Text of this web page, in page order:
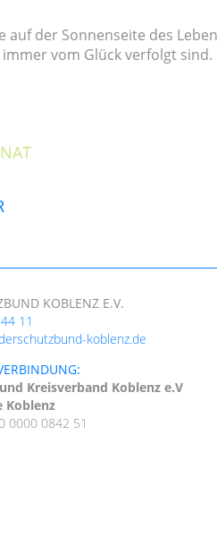
auf der Sonnenseite des
vom Glück verfolgt sind.
KOBLENZ E.V.
11
koblenz.de
Kreisverband Koblenz e.V
Koblenz
0000 0842 51